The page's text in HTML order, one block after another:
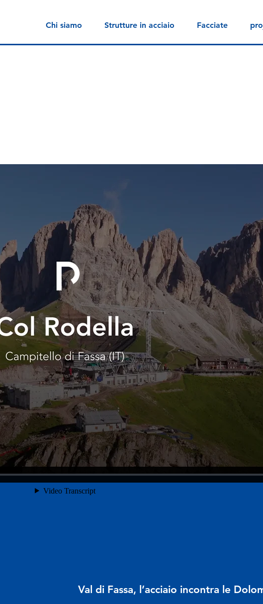
Chi siamo Strutture in acciaio Facciate
Val di Fassa, l’acciaio incontra le